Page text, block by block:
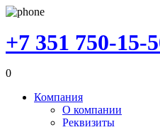
+7 351 750-15-
0
Компания
О компании
Реквизиты